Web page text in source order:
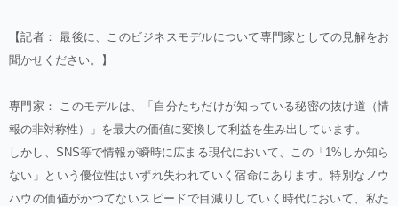
【記者： 最後に、このビジネスモデルについて専門家としての見解をお
聞かせください。】
専門家： このモデルは、「自分たちだけが知っている秘密の抜け道（情
報の非対称性）」を最大の価値に変換して利益を生み出しています。
しかし、SNS等で情報が瞬時に広まる現代において、この「1%しか知ら
ない」という優位性はいずれ失われていく宿命にあります。特別なノウ
ハウの価値がかつてないスピードで目減りしていく時代において、私た